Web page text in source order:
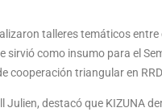
talleres temáticos
sirvió como insumo para el
cooperación triangular en
Julien, destacó que KIZUNA